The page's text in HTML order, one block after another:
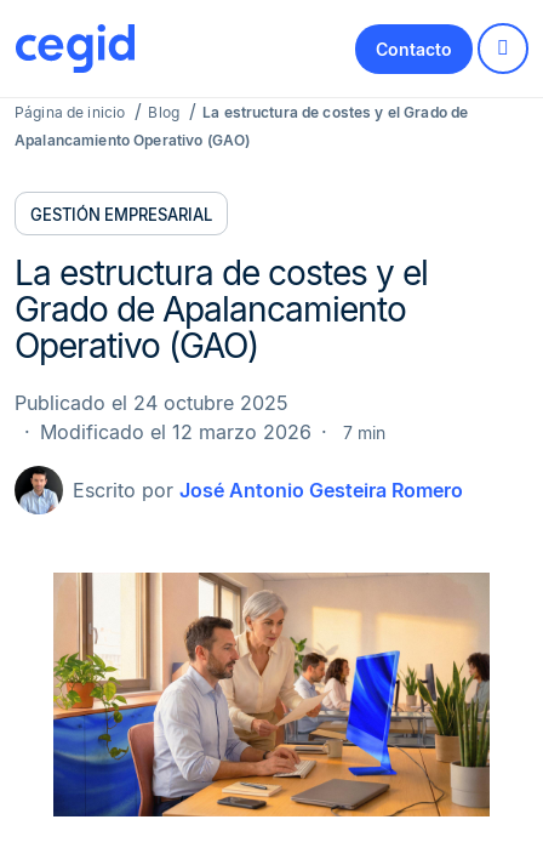
Contacto
Página de inicio Blog
La estructura de costes y el Grado de
Apalancamiento Operativo (GAO)
GESTIÓN EMPRESARIAL
La estructura de costes y el
Grado de Apalancamiento
Operativo (GAO)
Escrito por José Antonio Gesteira Romero
Publicado el 24 octubre 2025
Modificado el 12 marzo 2026
7 min